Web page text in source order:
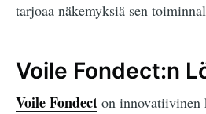
tarjoaa näkemyksiä sen
Voile Fondect:n
Voile Fondect on innovatiivinen